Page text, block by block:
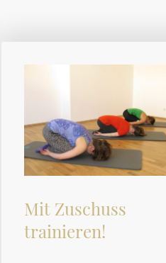
Mit Zuschuss
trainieren!